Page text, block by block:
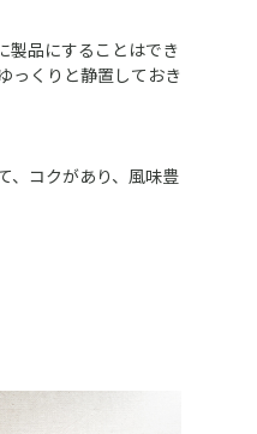
製品にすることはでき
っくりと静置しておき
、コクがあり、風味豊